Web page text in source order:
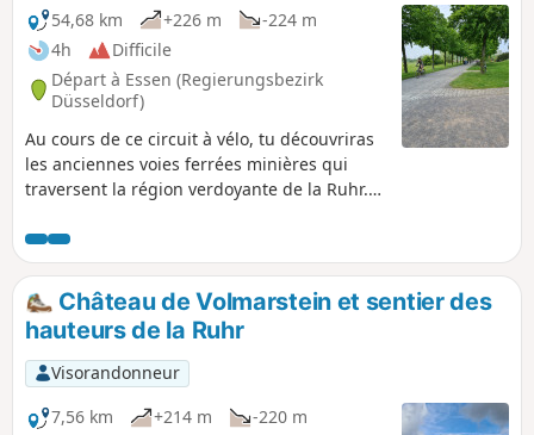
54,68 km
+226 m
-224 m
4h
Difficile
Départ à Essen (Regierungsbezirk
Düsseldorf)
Au cours de ce circuit à vélo, tu découvriras
les anciennes voies ferrées minières qui
traversent la région verdoyante de la Ruhr.
l'Erzbahntrasse et la Nordsterntrasse depuis
Essen et tu découvriras de près la
transformation de l'industrie minière en
capitale verte de l'Europe 2017.
Château de Volmarstein et sentier des
hauteurs de la Ruhr
Visorandonneur
7,56 km
+214 m
-220 m